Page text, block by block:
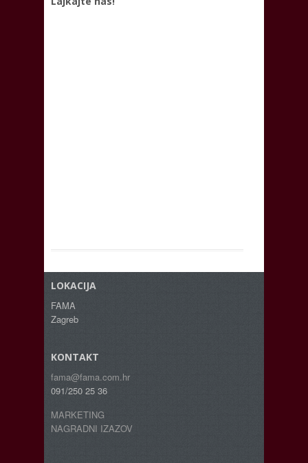
LOKACIJA
FAMA
Zagreb
KONTAKT
fama@fama.com.hr
091/250 25 36
MARKETING
NAGRADNI IZAZOV